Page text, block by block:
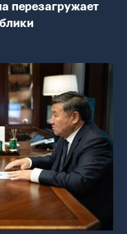
перезагружает